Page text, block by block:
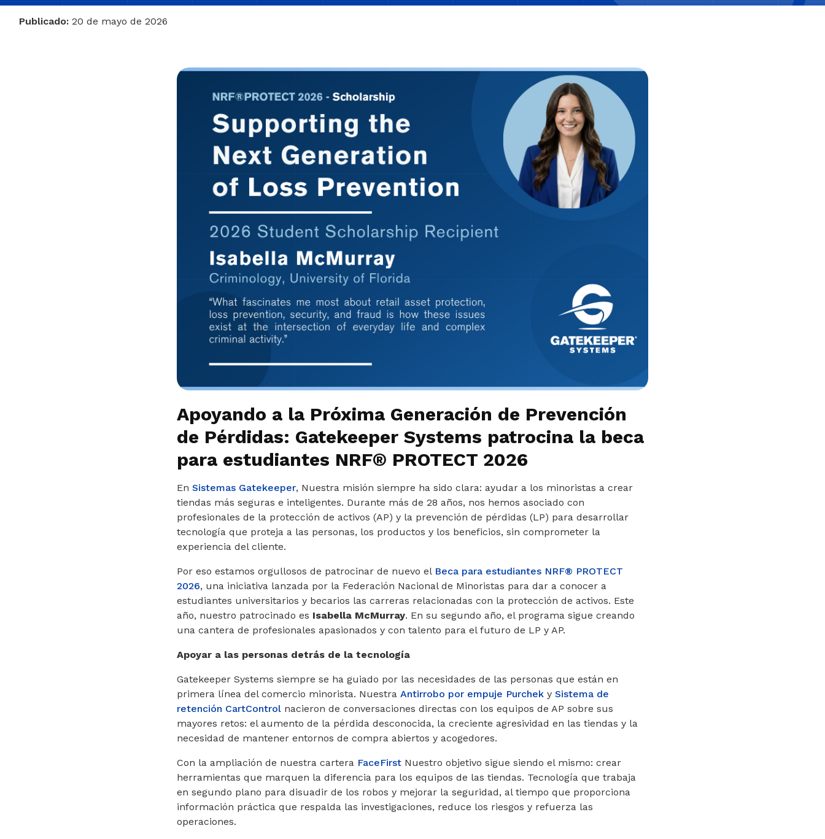
Publicado: 20 de mayo de 2026
Apoyando a la Próxima Generación de Prevención
de Pérdidas: Gatekeeper Systems patrocina la beca
para estudiantes NRF® PROTECT 2026
En Sistemas Gatekeeper, Nuestra misión siempre ha sido clara: ayudar a los minoristas a crear
tiendas más seguras e inteligentes. Durante más de 28 años, nos hemos asociado con
profesionales de la protección de activos (AP) y la prevención de pérdidas (LP) para desarrollar
tecnología que proteja a las personas, los productos y los beneficios, sin comprometer la
experiencia del cliente.
Por eso estamos orgullosos de patrocinar de nuevo el Beca para estudiantes NRF® PROTECT
2026, una iniciativa lanzada por la Federación Nacional de Minoristas para dar a conocer a
estudiantes universitarios y becarios las carreras relacionadas con la protección de activos. Este
año, nuestro patrocinado es Isabella McMurray. En su segundo año, el programa sigue creando
una cantera de profesionales apasionados y con talento para el futuro de LP y AP.
Apoyar a las personas detrás de la tecnología
Gatekeeper Systems siempre se ha guiado por las necesidades de las personas que están en
primera línea del comercio minorista. Nuestra Antirrobo por empuje Purchek y Sistema de
retención CartControl nacieron de conversaciones directas con los equipos de AP sobre sus
mayores retos: el aumento de la pérdida desconocida, la creciente agresividad en las tiendas y la
necesidad de mantener entornos de compra abiertos y acogedores.
Con la ampliación de nuestra cartera FaceFirst Nuestro objetivo sigue siendo el mismo: crear
herramientas que marquen la diferencia para los equipos de las tiendas. Tecnología que trabaja
en segundo plano para disuadir de los robos y mejorar la seguridad, al tiempo que proporciona
información práctica que respalda las investigaciones, reduce los riesgos y refuerza las
operaciones.